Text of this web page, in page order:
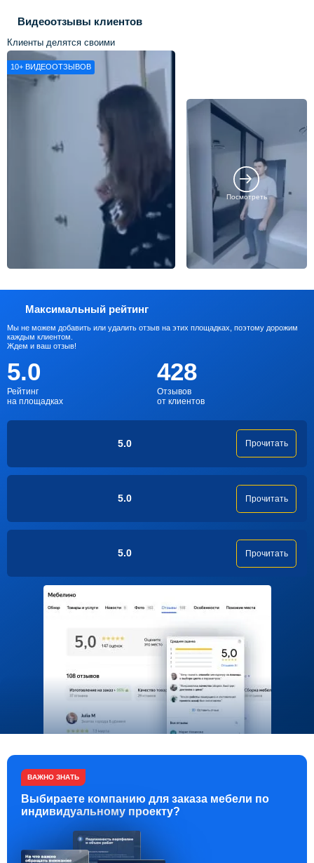
Видеоотзывы клиентов
Клиенты делятся своими
впечатлениями о нашей работе
10+ ВИДЕООТЗЫВОВ
Посмотреть
Максимальный рейтинг
Мы не можем добавить или удалить отзыв на этих площадках, поэтому дорожим
каждым клиентом.
Ждем и ваш отзыв!
5.0
Рейтинг
на площадках
428
Отзывов
от клиентов
5.0 Прочитать
5.0 Прочитать
5.0 Прочитать
ВАЖНО ЗНАТЬ
Выбираете компанию для заказа мебели по
индивидуальному проекту?